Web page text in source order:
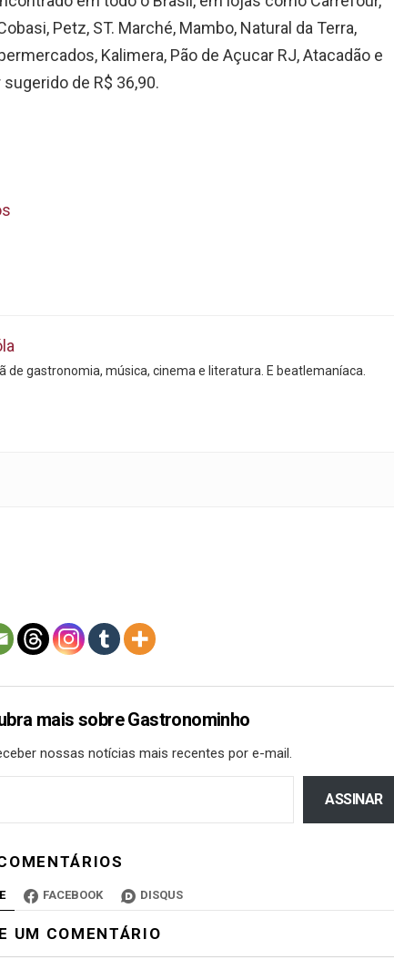
Petz, ST. Marché, Mambo, Natural da Terra,
Kalimera, Pão de Açucar RJ, Atacadão e
de R$ 36,90.
de gastronomia, música, cinema e literatura. E beatlemaníaca.
mais sobre Gastronominho
nossas notícias mais recentes por e-mail.
ASSINAR
FACEBOOK DISQUS
UM COMENTÁRIO